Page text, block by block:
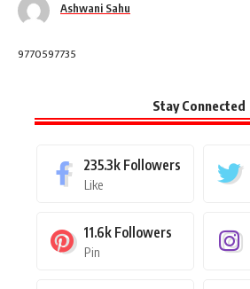
Ashwani Sahu
9770597735
Stay Connected
235.3k Followers
Like
11.6k Followers
Pin